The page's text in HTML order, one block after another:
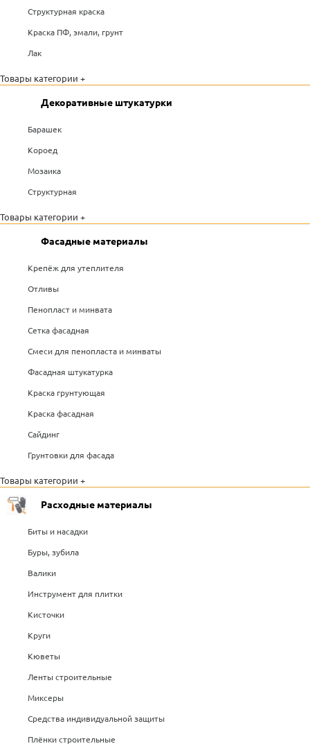
Структурная краска
Краска ПФ, эмали, грунт
Лак
Товары категории +
Декоративные штукатурки
Барашек
Короед
Мозаика
Структурная
Товары категории +
Фасадные материалы
Крепёж для утеплителя
Отливы
Пенопласт и минвата
Сетка фасадная
Смеси для пенопласта и минваты
Фасадная штукатурка
Краска грунтующая
Краска фасадная
Сайдинг
Грунтовки для фасада
Товары категории +
Расходные материалы
Биты и насадки
Буры, зубила
Валики
Инструмент для плитки
Кисточки
Круги
Кюветы
Ленты строительные
Миксеры
Средства индивидуальной защиты
Плёнки строительные